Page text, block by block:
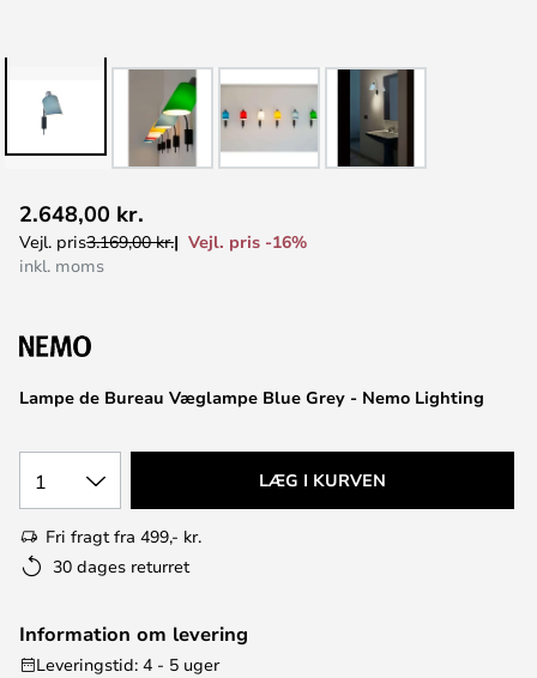
til
starten
Lampe de Bureau Væglampe Blue Grey - Nemo Lighting
2.648,00 kr.
Vejl. pris3.169,00 kr.
Vejl. pris -16%
inkl. moms
1 LÆG I KURVEN
Fri fragt fra 499,- kr.
30 dages returret
Information om levering
Leveringstid: 4 - 5 uger